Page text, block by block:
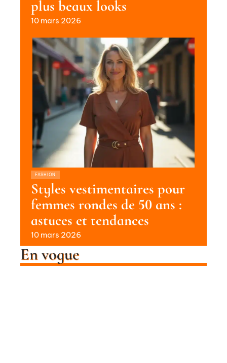
plus beaux looks
10 mars 2026
FASHION
Styles vestimentaires pour
femmes rondes de 50 ans :
astuces et tendances
10 mars 2026
En vogue